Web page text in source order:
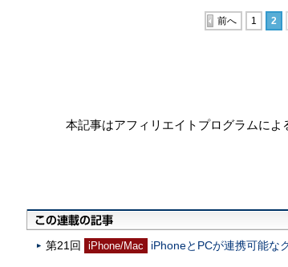
前へ 1 2
本記事はアフィリエイトプログラムに
第21回 iPhone/Mac iPhoneとPCが連携可能な